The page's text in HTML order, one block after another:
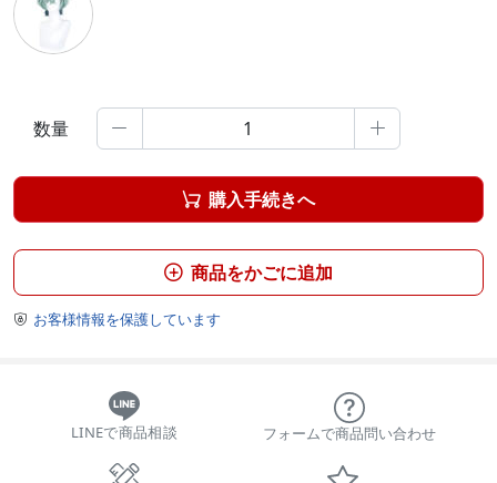
数量  
 購入手続きへ
 商品をかごに追加
 お客様情報を保護しています
LINEで商品相談 フォームで商品問い合わせ